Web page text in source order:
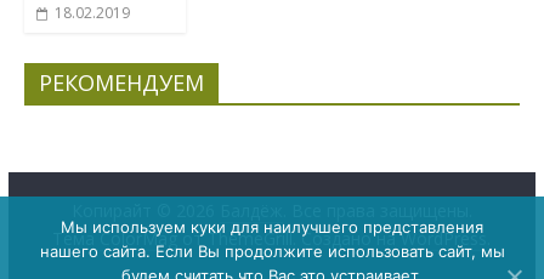
18.02.2019
РЕКОМЕНДУЕМ
ТемаColorMagот ThemeGrill. Создано наWordPress
Мы используем куки для наилучшего представления
нашего сайта. Если Вы продолжите использовать сайт, мы